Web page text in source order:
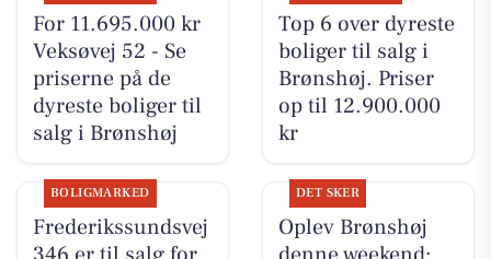
For 11.695.000 kr
Veksøvej 52 - Se
priserne på de
dyreste boliger til
salg i Brønshøj
Top 6 over dyreste
boliger til salg i
Brønshøj. Priser
op til 12.900.000
kr
BOLIGMARKED
Frederikssundsvej
DET SKER
Oplev Brønshøj